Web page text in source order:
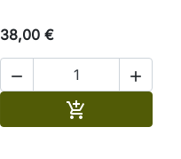
38,00 €
 
